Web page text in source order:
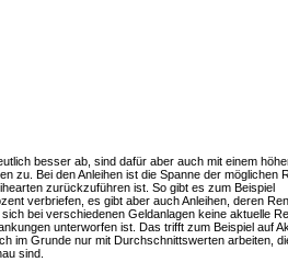
besser ab, sind dafür aber auch mit einem
zu. Bei den Anleihen ist die Spanne der möglichen
zurückzuführen ist. So gibt es zum Beispiel
verbriefen, es gibt aber auch Anleihen, deren
bei verschiedenen Geldanlagen keine aktuelle
unterworfen ist. Das trifft zum Beispiel auf
im Grunde nur mit Durchschnittswerten arbeiten,
sind.